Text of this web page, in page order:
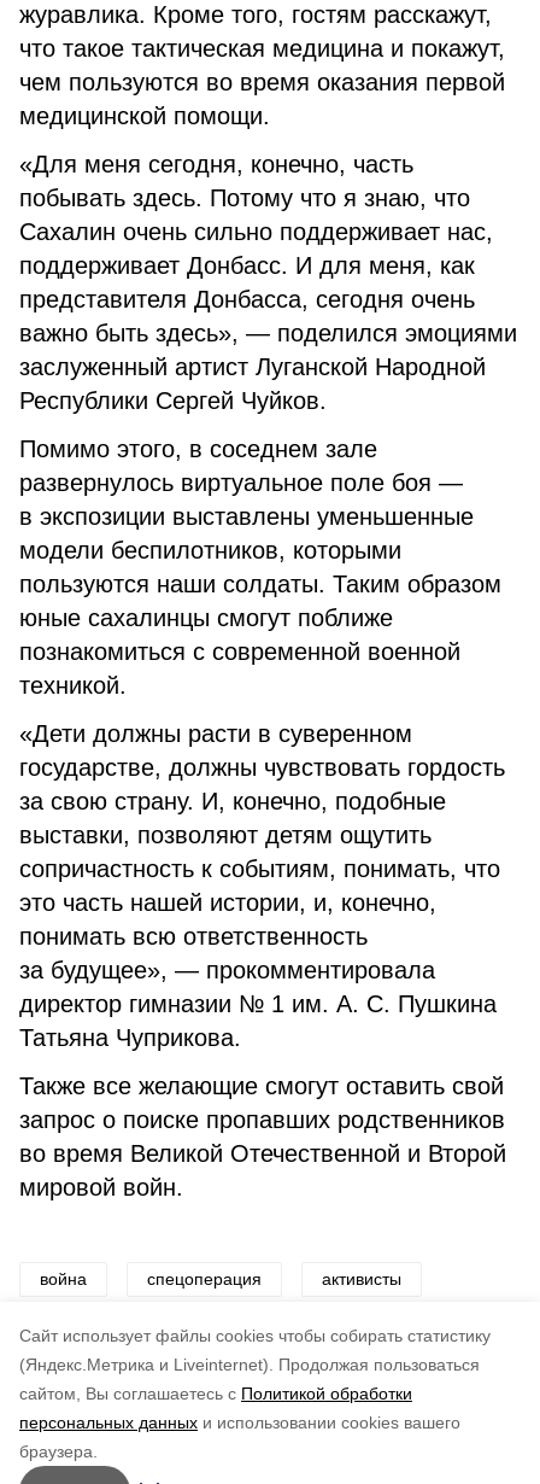
Cайт использует файлы cookies чтобы собирать статистику
(Яндекс.Метрика и Liveinternet).
Продолжая пользоваться
сайтом, Вы соглашаетесь с Политикой обработки
персональных данных и использовании cookies вашего
браузера.
журавлика. Кроме того, гостям расскажут,
что такое тактическая медицина и покажут,
чем пользуются во время оказания первой
медицинской помощи.
«Для меня сегодня, конечно, часть
побывать здесь. Потому что я знаю, что
Сахалин очень сильно поддерживает нас,
поддерживает Донбасс. И для меня, как
представителя Донбасса, сегодня очень
важно быть здесь», — поделился эмоциями
заслуженный артист Луганской Народной
Республики Сергей Чуйков.
Помимо этого, в соседнем зале
развернулось виртуальное поле боя —
в экспозиции выставлены уменьшенные
модели беспилотников, которыми
пользуются наши солдаты. Таким образом
юные сахалинцы смогут поближе
познакомиться с современной военной
техникой.
«Дети должны расти в суверенном
государстве, должны чувствовать гордость
за свою страну. И, конечно, подобные
выставки, позволяют детям ощутить
сопричастность к событиям, понимать, что
это часть нашей истории, и, конечно,
понимать всю ответственность
за будущее», — прокомментировала
директор гимназии № 1 им. А. С. Пушкина
Татьяна Чуприкова.
Также все желающие смогут оставить свой
запрос о поиске пропавших родственников
во время Великой Отечественной и Второй
мировой войн.
война спецоперация активисты
выставка дети
по оценке
5